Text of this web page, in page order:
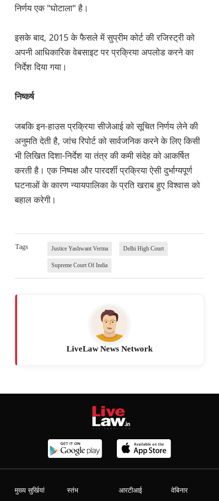
निर्णय एक "घोटाला" है।
इसके बाद, 2015 के फैसले में सुप्रीम कोर्ट की रजिस्ट्री को
अपनी आधिकारिक वेबसाइट पर प्रक्रिया अपलोड करने का
निर्देश दिया गया।
निष्कर्ष
जबकि इन-हाउस प्रक्रिया सीजेआई को सूचित निर्णय लेने की
अनुमति देती है, जांच रिपोर्ट को सार्वजनिक करने के लिए किसी
भी लिखित दिशा-निर्देश या तंत्र की कमी संदेह को आकर्षित
करती है। एक निष्पक्ष और पारदर्शी प्रक्रिया ऐसी दुर्भाग्यपूर्ण
घटनाओं के कारण न्यायपालिका के प्रति खराब हुए विश्वास को
बहाल करेगी।
Tags Justice Yashwant Verma Delhi High Court
Supreme Court Of India
LiveLaw News Network
मुख्य सुर्खियां स्तंभ आरटीआई वेबिनार